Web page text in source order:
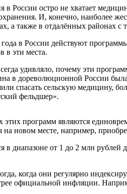
в России остро не хватает
И, конечно, наиболее
а также в отдалённых районах
в России действуют
в эти места.
удивляло, почему эти
в дореволюционной России
спасать сельскую медицину,
фельдшер».
программ являются
новом месте, например,
в диапазоне от 1 до 2 млн
когда они регулярно
официальной инфляции.